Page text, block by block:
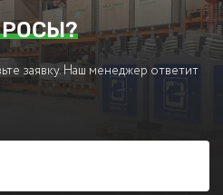
заявку. Наш менеджер ответит